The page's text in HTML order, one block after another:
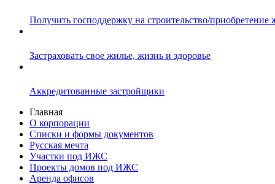
Получить господдержку на строительство/приобретение
Застраховать свое жилье, жизнь и здоровье
Аккредитованные застройщики
Главная
О корпорации
Списки и формы документов
Русская мечта
Участки под ИЖС
Проекты домов под ИЖС
Аренда офисов